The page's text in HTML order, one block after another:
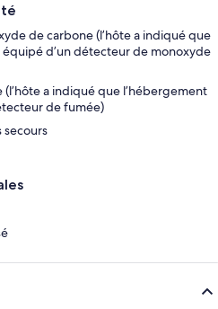
de carbone (l’hôte a indiqué que
d’un détecteur de monoxyde
a indiqué que l’hébergement
de fumée)
secours